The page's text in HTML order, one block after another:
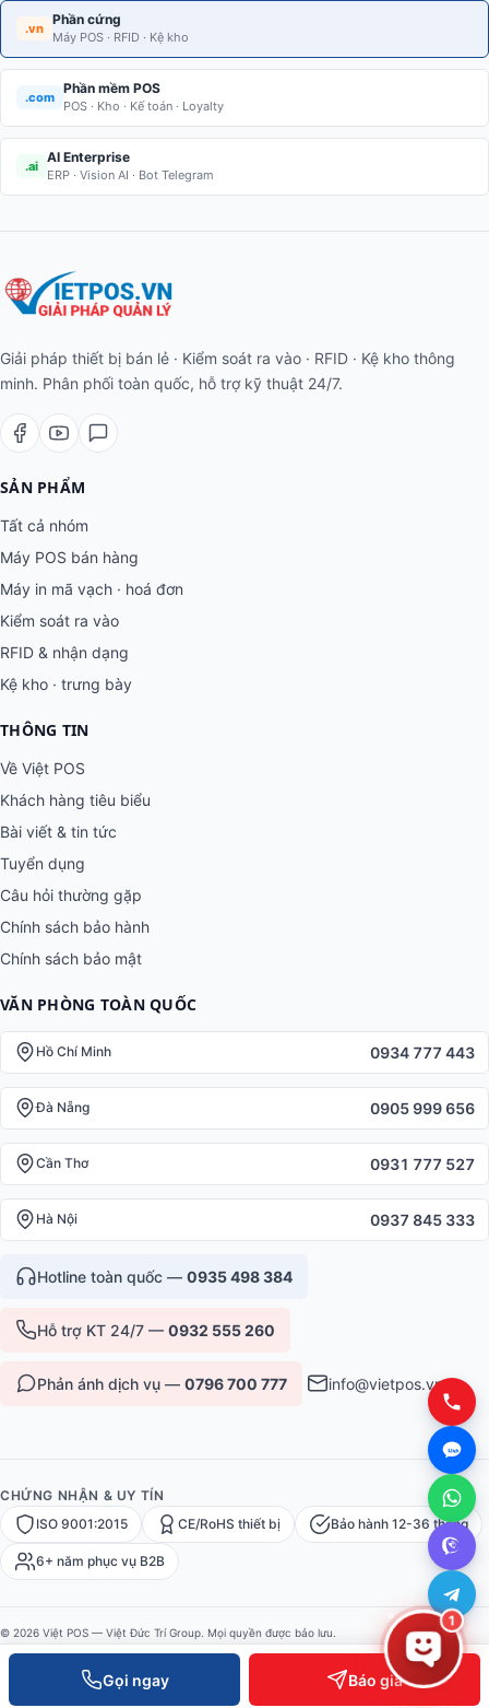
Gọi ngay Báo giá
.vn
Phần cứng
Máy POS · RFID · Kệ kho
.com
Phần mềm POS
POS · Kho · Kế toán · Loyalty
.ai
AI Enterprise
ERP · Vision AI · Bot Telegram
Giải pháp thiết bị bán lẻ · Kiểm soát ra vào · RFID · Kệ kho thông
minh. Phân phối toàn quốc, hỗ trợ kỹ thuật 24/7.
SẢN PHẨM
Tất cả nhóm
Máy POS bán hàng
Máy in mã vạch · hoá đơn
Kiểm soát ra vào
RFID & nhận dạng
Kệ kho · trưng bày
THÔNG TIN
Về Việt POS
Khách hàng tiêu biểu
Bài viết & tin tức
Tuyển dụng
Câu hỏi thường gặp
Chính sách bảo hành
Chính sách bảo mật
VĂN PHÒNG TOÀN QUỐC
Hồ Chí Minh 0934 777 443
Đà Nẵng 0905 999 656
Cần Thơ 0931 777 527
Hà Nội 0937 845 333
Hotline toàn quốc — 0935 498 384
Hỗ trợ KT 24/7 — 0932 555 260
Phản ánh dịch vụ — 0796 700 777 info@vietpos.vn
CHỨNG NHẬN & UY TÍN
ISO 9001:2015
CE/RoHS thiết bị Bảo hành 12-36 tháng
6+ năm phục vụ B2B
© 2026 Việt POS — Việt Đức Trí Group. Mọi quyền được bảo lưu.
Bảo mật·Điều khoản·Sitemap
1